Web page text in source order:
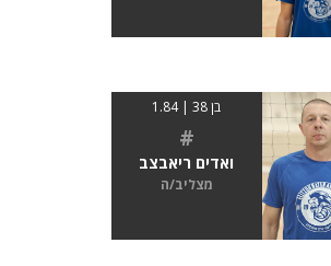
בן 38 | 1.84
#
ואדים ריאבצב
מצליב/ה